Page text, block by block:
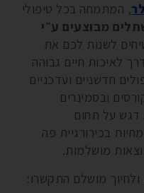
, המתמחה בכל טיפולי
מבוצעים ע״י
לשנות לכם את
לאיכות חיים גבוהה
חדשניים ועדכניים
ובסמינרים
דגש על תחום
בכירורגיית פה
מושלמות.
ולחיוך מושלם התקשרו: